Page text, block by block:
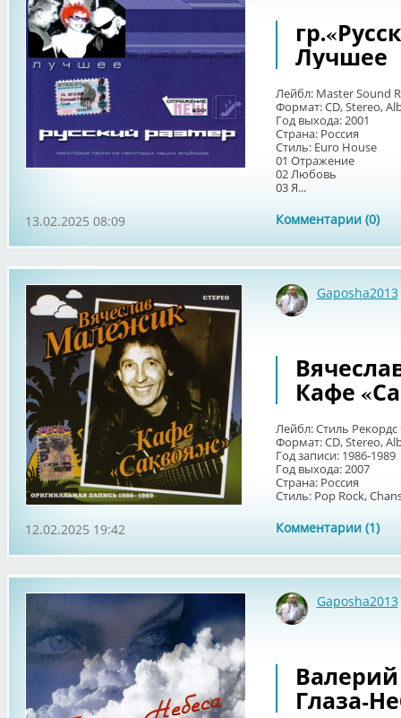
Лучшее
Лейбл: Master Sound
Формат: CD, Stereo,
Год выхода: 2001
Страна: Россия
Стиль: Euro House
01 Отражение
02 Любовь
03 Я...
Комментарии (0)
13.02.2025 08:09
Gaposha2013
Кафе
Лейбл: Стиль Рекордс
Формат: CD, Stereo,
Год записи: 1986-1989
Год выхода: 2007
Страна: Россия
Стиль: Pop Rock,
Комментарии (1)
12.02.2025 19:42
Gaposha2013
Глаза-